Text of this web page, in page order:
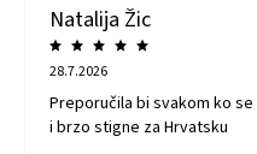
Natalija Žic
28.7.2026
Preporučila bi svakom ko
i brzo stigne za Hrvatsku